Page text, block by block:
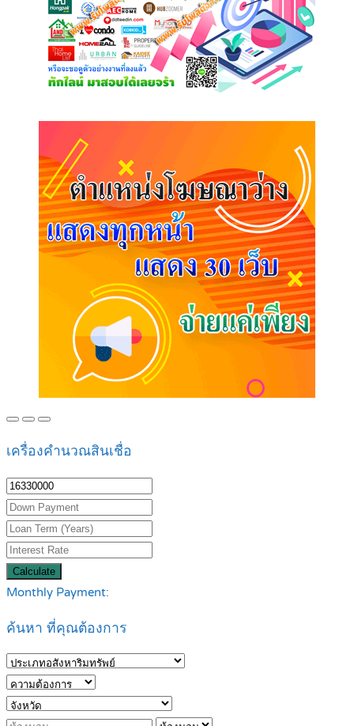
เครื่องคำนวณสินเชื่อ
Calculate
Monthly Payment:
ค้นหา ที่คุณต้องการ